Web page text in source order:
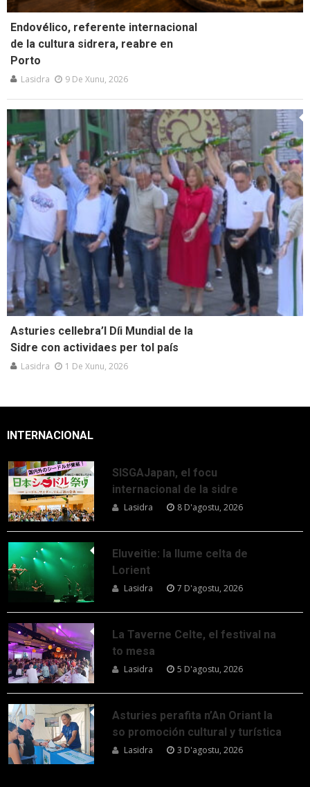
Endovélico, referente internacional
de la cultura sidrera, reabre en
Porto
Lasidra 9 De Xunu, 2026
Asturies cellebra’l Díi Mundial de la
Sidre con actividaes per tol país
Lasidra 1 De Xunu, 2026
INTERNACIONAL
SISGAJapan, el focu
internacional de la sidre
Lasidra 8 D'agostu, 2026
Eluveitie: la llume celta de
Lorient
Lasidra 7 D'agostu, 2026
La Taverne Celte, el festival na
to mesa
Lasidra 5 D'agostu, 2026
Asturies perafita n’An Oriant la
so promoción cultural y turística
Lasidra 3 D'agostu, 2026